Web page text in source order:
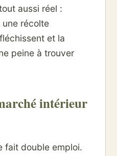
aussi réel :
une récolte
et la
peine à trouver
intérieur
fait double emploi.